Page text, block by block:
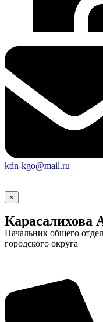
приемная
код кластера
kdn-kgo@mail.ru
×
Карасалихова
Начальник общего
городского округа